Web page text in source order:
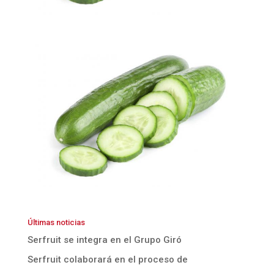
Últimas noticias
Serfruit se integra en el Grupo Giró
Serfruit colaborará en el proceso de